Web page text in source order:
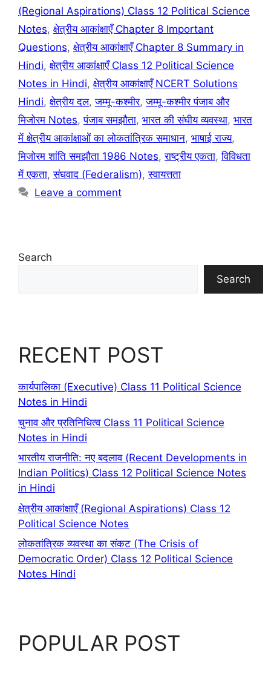
(Regional Aspirations) Class 12 Political Science
Notes, क्षेत्रीय आकांक्षाएँ Chapter 8 Important
Questions, क्षेत्रीय आकांक्षाएँ Chapter 8 Summary in
Hindi, क्षेत्रीय आकांक्षाएँ Class 12 Political Science
Notes in Hindi, क्षेत्रीय आकांक्षाएँ NCERT Solutions
Hindi, क्षेत्रीय दल,जम्मू-कश्मीर,जम्मू-कश्मीर पंजाब और
मिजोरम Notes,पंजाब समझौता, भारत की संघीय व्यवस्था, भारत
में क्षेत्रीय आकांक्षाओं का लोकतांत्रिक समाधान, भाषाई राज्य,
मिजोरम शांति समझौता 1986 Notes,राष्ट्रीय एकता,विविधता
में एकता,संघवाद (Federalism),स्वायत्तता
Leave a comment
Search
Search
RECENT POST
कार्यपालिका (Executive) Class 11 Political Science
Notes in Hindi
चुनाव और प्रतिनिधित्व Class 11 Political Science
Notes in Hindi
भारतीय राजनीति: नए बदलाव (Recent Developments in
Indian Politics) Class 12 Political Science Notes
in Hindi
क्षेत्रीय आकांक्षाएँ (Regional Aspirations) Class 12
Political Science Notes
लोकतांत्रिक व्यवस्था का संकट (The Crisis of
Democratic Order) Class 12 Political Science
Notes Hindi
POPULAR POST